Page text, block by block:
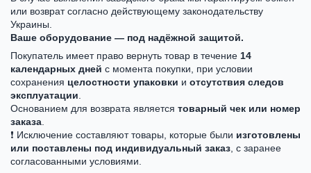
или возврат согласно действующему законодательству
Украины.
Ваше оборудование — под надёжной защитой.
Покупатель имеет право вернуть товар в течение 14
календарных дней с момента покупки, при условии
сохранения целостности упаковки и отсутствия следов
эксплуатации
Основанием для возврата является товарный чек или номер
заказа
❗ Исключение составляют товары, которые были изготовлены
или поставлены под индивидуальный заказ , с заранее
согласованными условиями.